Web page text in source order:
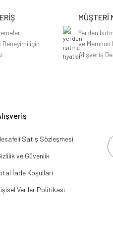
için
MÜŞTERİ
Yerden
ve
Alışveriş
Satış Sözleşmesi
ve Güvenlik
İade Koşullari
Veriler Politikası